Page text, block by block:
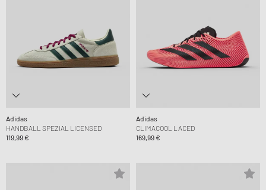
Adidas
HANDBALL SPEZIAL LICENSED
119,99 €
Adidas
CLIMACOOL LACED
169,99 €